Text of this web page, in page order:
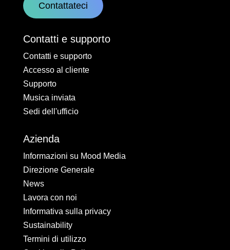
Contattateci
Contatti e supporto
Contatti e supporto
Accesso al cliente
Supporto
Musica inviata
Sedi dell'ufficio
Azienda
Informazioni su Mood Media
Direzione Generale
News
Lavora con noi
Informativa sulla privacy
Sustainability
Termini di utilizzo